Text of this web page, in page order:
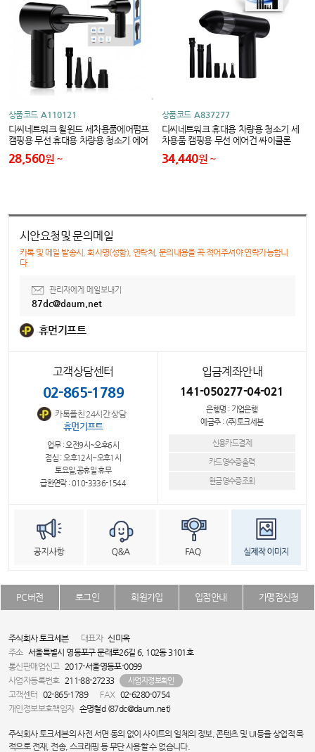
상품코드 A110121
디씨네트워크 윌윈드 세차용품에어펌프
캠핑용 무선 휴대용 차량용 청소기 에어
건
28,560원
상품코드 A837277
디씨네트워크 휴대용 차량용 청소기 세
차용품 캠핑용 무선 에어건 싸이클론
34,440원
시안요청및 문의메일
카톡 및 메일 발송시, 회사명(성함), 연락처, 문의내용을 꼭 적어주셔야 연락가능합니
다.
관리자에게 메일보내기
87dc@daum.net
휴먼기프트
고객상담센터
02-865-1789
카톡플친 24시간 상담
휴먼기프트
업무 : 오전9시~오후6시
점심 : 오후12시~오후1시
토요일,공휴일 휴무
급한연락 : 010-3336-1544
입금계좌안내
141-050277-04-021
은행명 : 기업은행
예금주 : (주)토크세븐
신용카드결제
카드영수증출력
현금영수증조회
PC버전 로그인 회원가입 입점안내 가맹점신청
주식회사 토크세븐 대표자 신미옥
주소 서울특별시 영등포구 문래로26길 6, 102동 3101호
통신판매업신고 2017-서울영등포-0099
사업자등록번호 211-88-27233 사업자정보확인
고객센터 02-865-1789 FAX 02-6280-0754
개인정보보호책임자 손명철d (87dc@daum.net)
주식회사 토크세븐의 사전 서면 동의 없이 사이트의 일체의 정보, 콘텐츠 및 UI등을 상업적 목
적으로 전재, 전송, 스크래핑 등 무단 사용할 수 없습니다.